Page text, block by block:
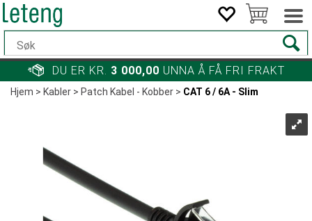
DU ER KR. 3 000,00 UNNA Å FÅ FRI FRAKT
Hjem>Kabler>Patch Kabel - Kobber>CAT 6 / 6A - Slim